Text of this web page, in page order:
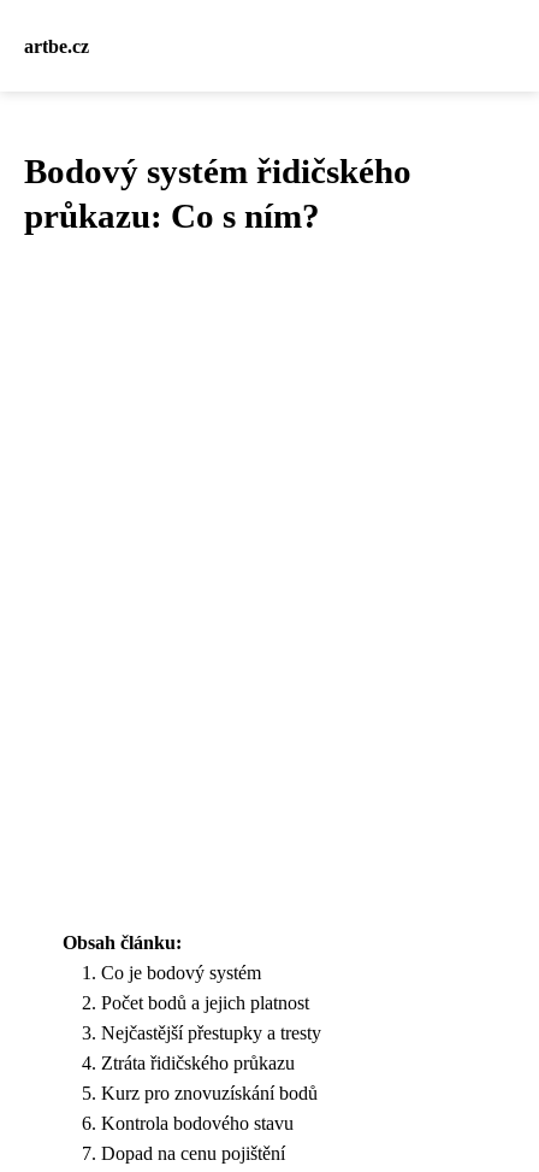
artbe.cz
Bodový systém řidičského
průkazu: Co s ním?
Obsah článku:
Co je bodový systém
Počet bodů a jejich platnost
Nejčastější přestupky a tresty
Ztráta řidičského průkazu
Kurz pro znovuzískání bodů
Kontrola bodového stavu
Dopad na cenu pojištění